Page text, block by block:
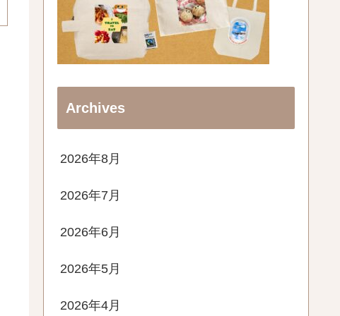
Archives
2026年8月
2026年7月
2026年6月
2026年5月
2026年4月